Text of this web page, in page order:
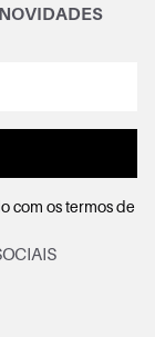
com ostermos de